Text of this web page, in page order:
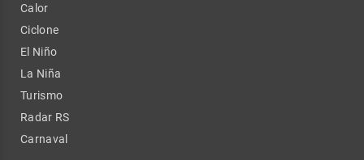
Calor
Ciclone
El Niño
La Niña
Turismo
Radar RS
Carnaval